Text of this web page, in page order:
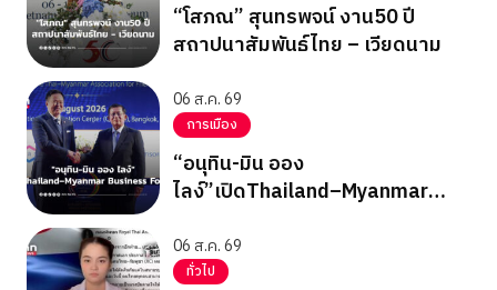
“โสภณ” สุนทรพจน์ งาน50 ปี
สถาปนาสัมพันธ์ไทย – เวียดนาม
06 ส.ค. 69
การเมือง
“อนุทิน-มิน ออง
ไลง์”เปิดThailand–Myanmar
06 ส.ค. 69
ทั่วไป